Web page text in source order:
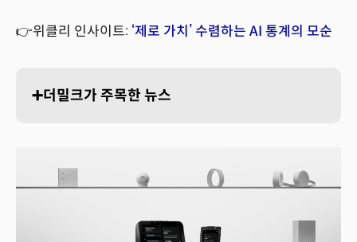
👉위클리 인사이트: ‘제로 가치’ 수렴하는 AI 통계의 모순
➕더밀크가 주목한 뉴스